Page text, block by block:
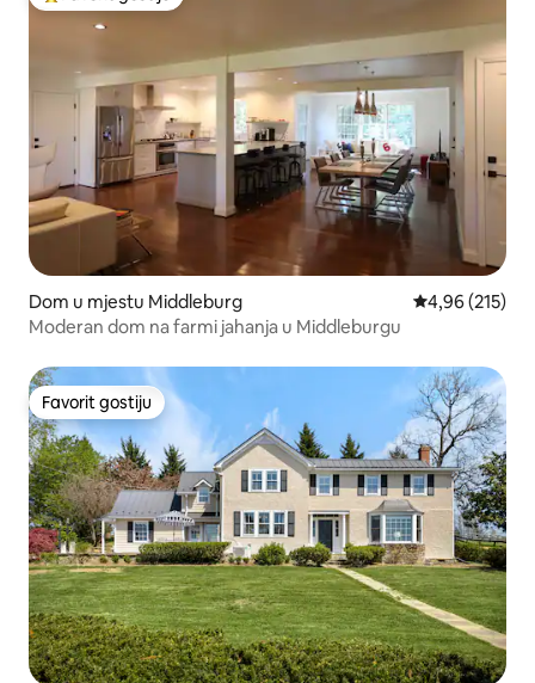
Dom u mjestu Middleburg Prosječna
4,96 (215)
Moderan dom na farmi jahanja u Middleburgu
Favorit gostiju
Favorit gostiju